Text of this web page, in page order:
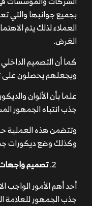
بجميع جوانبها والتي
العملاء لذلك يتم
الغرض.
كما أن التصميم
ويجعلهم يحصلون على
علما بأن الألوان
جذب انتباه الجمهور
وتتضمن هذه العملية
وكذلك وضع ديكورات
تصميم
أحد أهم الأمور الواجب
جذب الجمهور للعلامة